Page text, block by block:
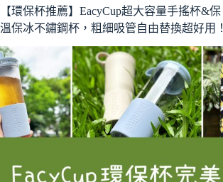
【環保杯推薦】EacyCup超大容量手搖杯&保
溫保冰不鏽鋼杯，粗細吸管自由替換超好用！